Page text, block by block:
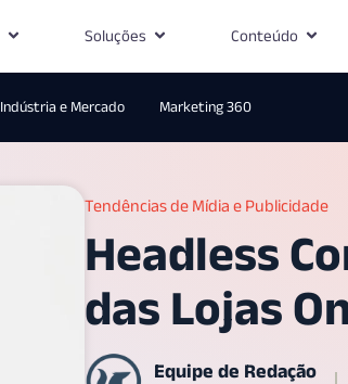
Soluções Conteúdo
Indústria e Mercado Marketing 360
Tendências de Mídia e Publicidade
Headless
das Lojas
Equipe de Redação